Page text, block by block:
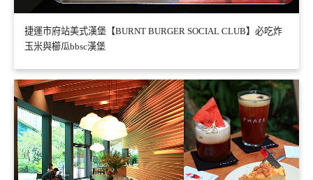
捷運市府站美式漢堡【BURNT BURGER SOCIAL CLUB】必吃炸
玉米與櫛瓜bbsc漢堡